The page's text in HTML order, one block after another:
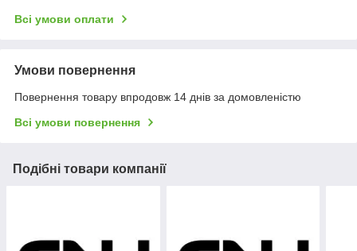
Всі умови оплати
Умови повернення
Повернення товару впродовж 14 днів за домовленістю
Всі умови повернення
Подібні товари компанії